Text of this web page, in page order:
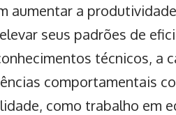
aumentar a
seus padrões de
técnicos, a
comportamentais
como trabalho em